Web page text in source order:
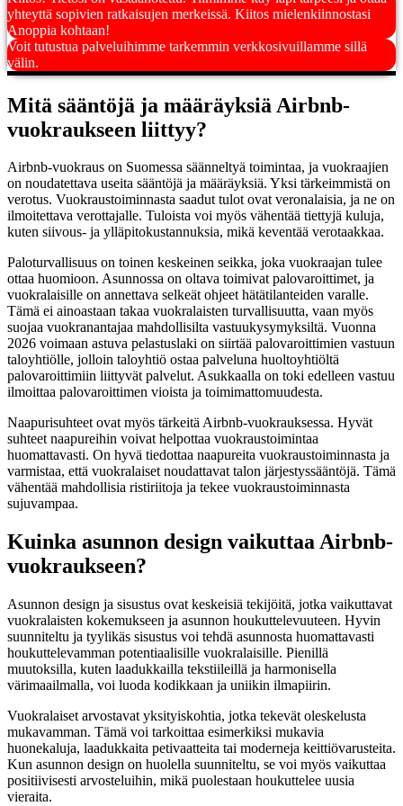
yhteyttä sopivien ratkaisujen merkeissä. Kiitos mielenkiinnostasi
Anoppia kohtaan!
Voit tutustua palveluihimme tarkemmin verkkosivuillamme sillä
välin.
Mitä sääntöjä ja määräyksiä Airbnb-
vuokraukseen liittyy?
Airbnb-vuokraus on Suomessa säänneltyä toimintaa, ja vuokraajien
on noudatettava useita sääntöjä ja määräyksiä. Yksi tärkeimmistä on
verotus. Vuokraustoiminnasta saadut tulot ovat veronalaisia, ja ne on
ilmoitettava verottajalle. Tuloista voi myös vähentää tiettyjä kuluja,
kuten siivous- ja ylläpitokustannuksia, mikä keventää verotaakkaa.
Paloturvallisuus on toinen keskeinen seikka, joka vuokraajan tulee
ottaa huomioon. Asunnossa on oltava toimivat palovaroittimet, ja
vuokralaisille on annettava selkeät ohjeet hätätilanteiden varalle.
Tämä ei ainoastaan takaa vuokralaisten turvallisuutta, vaan myös
suojaa vuokranantajaa mahdollisilta vastuukysymyksiltä. Vuonna
2026 voimaan astuva pelastuslaki on siirtää palovaroittimien vastuun
taloyhtiölle, jolloin taloyhtiö ostaa palveluna huoltoyhtiöltä
palovaroittimiin liittyvät palvelut. Asukkaalla on toki edelleen vastuu
ilmoittaa palovaroittimen vioista ja toimimattomuudesta.
Naapurisuhteet ovat myös tärkeitä Airbnb-vuokrauksessa. Hyvät
suhteet naapureihin voivat helpottaa vuokraustoimintaa
huomattavasti. On hyvä tiedottaa naapureita vuokraustoiminnasta ja
varmistaa, että vuokralaiset noudattavat talon järjestyssääntöjä. Tämä
vähentää mahdollisia ristiriitoja ja tekee vuokraustoiminnasta
sujuvampaa.
Kuinka asunnon design vaikuttaa Airbnb-
vuokraukseen?
Asunnon design ja sisustus ovat keskeisiä tekijöitä, jotka vaikuttavat
vuokralaisten kokemukseen ja asunnon houkuttelevuuteen. Hyvin
suunniteltu ja tyylikäs sisustus voi tehdä asunnosta huomattavasti
houkuttelevamman potentiaalisille vuokralaisille. Pienillä
muutoksilla, kuten laadukkailla tekstiileillä ja harmonisella
värimaailmalla, voi luoda kodikkaan ja uniikin ilmapiirin.
Vuokralaiset arvostavat yksityiskohtia, jotka tekevät oleskelusta
mukavamman. Tämä voi tarkoittaa esimerkiksi mukavia
huonekaluja, laadukkaita petivaatteita tai moderneja keittiövarusteita.
Kun asunnon design on huolella suunniteltu, se voi myös vaikuttaa
positiivisesti arvosteluihin, mikä puolestaan houkuttelee uusia
vieraita.